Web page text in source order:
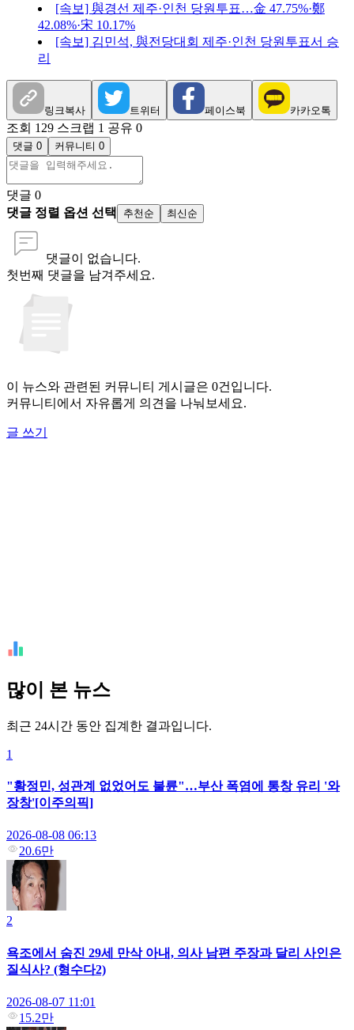
[속보] 與경선 제주·인천 당원투표…金 47.75%·鄭
42.08%·宋 10.17%
[속보] 김민석, 與전당대회 제주·인천 당원투표서 승
리
링크복사 트위터 페이스북 카카오톡
조회 129 스크랩 1 공유 0
댓글 0 커뮤니티 0
댓글 0
댓글 정렬 옵션 선택
추천순 최신순
댓글이 없습니다.
첫번째 댓글을 남겨주세요.
이 뉴스와 관련된 커뮤니티 게시글은 0건입니다.
커뮤니티에서 자유롭게 의견을 나눠보세요.
글 쓰기
많이 본 뉴스
최근 24시간 동안 집계한 결과입니다.
1
"황정민, 성관계 없었어도 불륜"…부산 폭염에 통창 유리 '와
장창'[이주의픽]
2026-08-08 06:13
20.6만
2
욕조에서 숨진 29세 만삭 아내, 의사 남편 주장과 달리 사인은
질식사? (형수다2)
2026-08-07 11:01
15.2만